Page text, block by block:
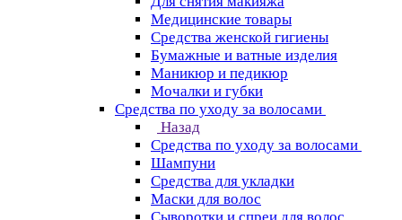
Медицинские товары
Средства женской гигиены
Бумажные и ватные изделия
Маникюр и педикюр
Мочалки и губки
Средства по уходу за волосами
Назад
Средства по уходу за волосами
Шампуни
Средства для укладки
Маски для волос